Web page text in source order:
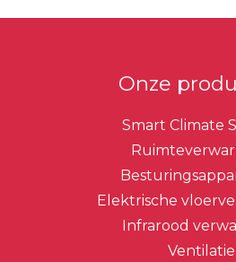
Onze
Smart Climate
Elektrische
Infrarood
Ventilatie